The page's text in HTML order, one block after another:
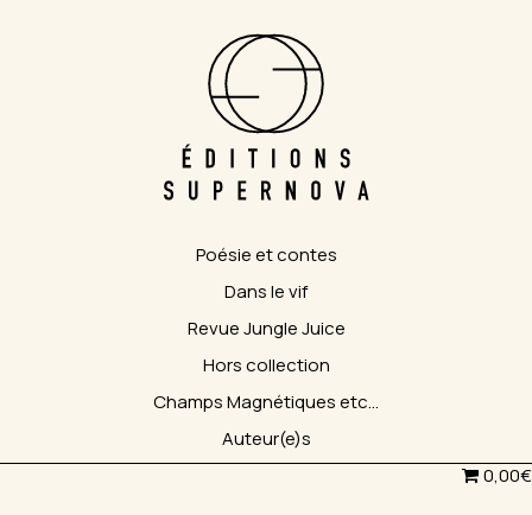
Poésie et contes
Dans le vif
Revue Jungle Juice
Hors collection
Champs Magnétiques etc…
Auteur(e)s
0,00€